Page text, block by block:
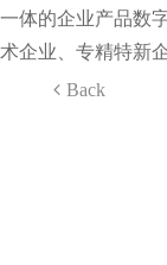
一体的企业产品数
术企业、专精特新企
Back